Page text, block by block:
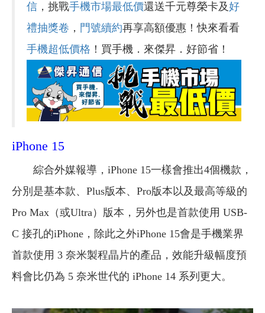
信 ，挑戰手機市場最低價還送千元尊榮卡及好
禮抽獎卷 ， 門號續約再享高額優惠！快來看看
手機超低價格 ！買手機．來傑昇．好節省！
iPhone 15
綜合外媒報導，iPhone 15一樣會推出4個機款，
分別是基本款、Plus版本、Pro版本以及最高等級的
Pro Max（或Ultra）版本，另外也是首款使用 USB-
C 接孔的iPhone，除此之外iPhone 15會是手機業界
首款使用 3 奈米製程晶片的產品，效能升級幅度預
料會比仍為 5 奈米世代的 iPhone 14 系列更大。